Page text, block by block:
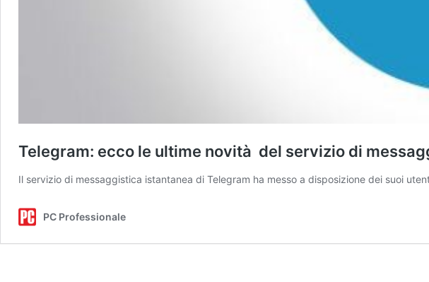
Telegram: ecco le ultime novità del servizio di
Il servizio di messaggistica istantanea di Telegram ha messo a disposizione dei suoi
PC Professionale